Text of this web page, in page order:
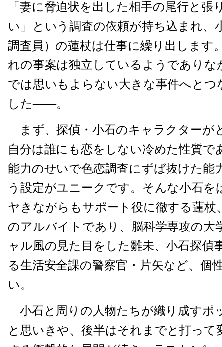
「妻に脅迫状を出した相手の尾行と張
い」という調査の依頼が持ち込まれ、
調査員）の蓮杖は仕事に繰り出します
れの事案は独立しているようでありな
では思いもよらない大きな事件へとつ
した――。
まず、探偵・小石のキャラクターが
自分は誰にも恋をしない冷めた性質で
能力のせいで色恋調査にずば抜けた能
う設定がユニークです。そんな小石を
ヤきながらもサポート役に徹する蓮杖
のアルバイトであり、脳科学専攻の大
ャル風の見た目をした雛未、小石探偵
る生活安全課の警察官・片矢など、個
い。
小石と周りの人物たちが織り成すポ
と思いきや、後半はそれまでと打って